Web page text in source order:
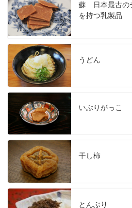
蘇 日本最古の
を持つ乳製品
うどん
いぶりがっこ
干し柿
とんぶり